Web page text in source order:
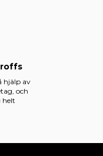
hjälp av
och
helt